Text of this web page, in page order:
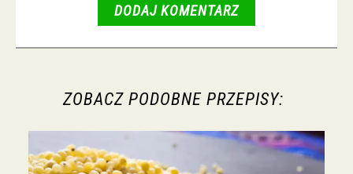
DODAJ KOMENTARZ
ZOBACZ PODOBNE PRZEPISY: